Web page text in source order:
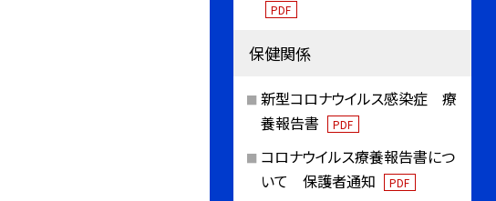
PDF
保健関係
新型コロナウイルス感染症 療
養報告書
PDF
コロナウイルス療養報告書につ
いて 保護者通知
PDF